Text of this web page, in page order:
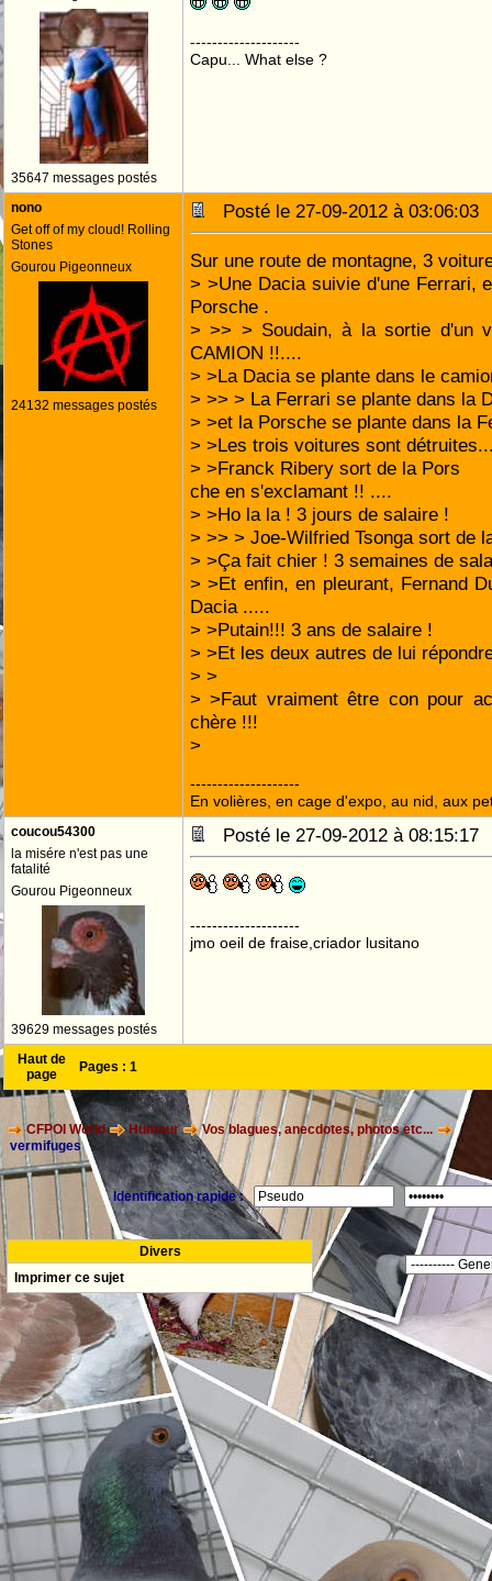
35647 messages postés
--------------------
Capu... What else ?
nono
Get off of my cloud! Rolling
Stones
Gourou Pigeonneux
24132 messages postés
Posté le 27-09-2012 à
Sur une route de montagne, 3
> >Une Dacia suivie d'une Ferrari,
Porsche .
> >> > Soudain, à la sortie d'un
CAMION !!....
> >La Dacia se plante dans le
> >> > La Ferrari se plante dans la
> >et la Porsche se plante dans la
> >Les trois voitures sont
> >Franck Ribery sort de la Pors
che en s'exclamant !! ....
> >Ho la la ! 3 jours de salaire !
> >> > Joe-Wilfried Tsonga sort de
> >Ça fait chier ! 3 semaines de
> >Et enfin, en pleurant, Fernand
Dacia .....
> >Putain!!! 3 ans de salaire !
> >Et les deux autres de lui
> >
> >Faut vraiment être con pour
chère !!!
>
--------------------
En volières, en cage d'expo, au nid, aux
coucou54300
la misére n'est pas une
fatalité
Gourou Pigeonneux
39629 messages postés
Posté le 27-09-2012 à
--------------------
jmo oeil de fraise,criador lusitano
Haut de
page
Pages : 1
CFPOI World Humour
Vos blagues, anecdotes, photos etc...
vermifuges
Identification rapide :
Divers
Imprimer ce sujet